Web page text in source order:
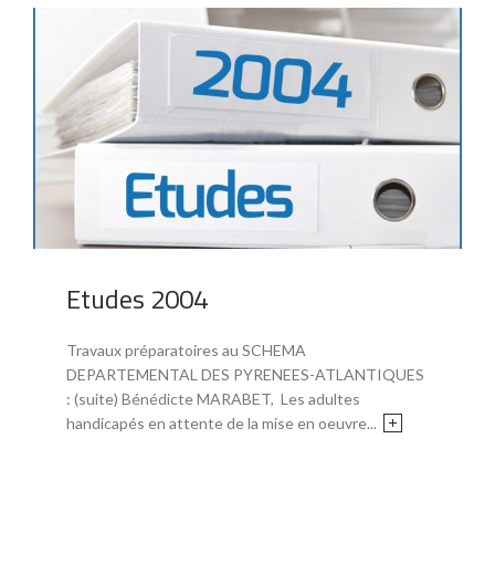
Etudes 2004
Travaux préparatoires au SCHEMA
DEPARTEMENTAL DES PYRENEES-ATLANTIQUES
: (suite) Bénédicte MARABET, Les adultes
handicapés en attente de la mise en oeuvre...